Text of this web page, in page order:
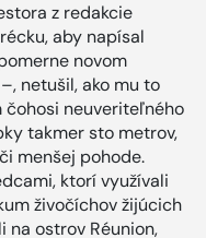
z redakcie
aby napísal
novom
netušil, ako mu to
čohosi neuveriteľného
takmer sto metrov,
menšej pohode.
ktorí využívali
živočíchov žijúcich
na ostrov Réunion,